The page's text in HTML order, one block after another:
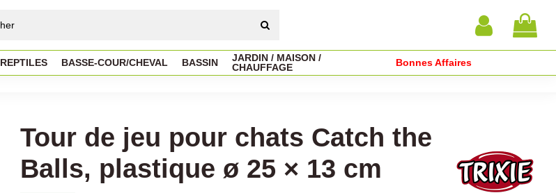
REPTILES BASSE-COUR/CHEVAL BASSIN
JARDIN / MAISON /
CHAUFFAGE
Bonnes Affaires
Tour de jeu pour chats Catch the
Balls, plastique ø 25 × 13 cm